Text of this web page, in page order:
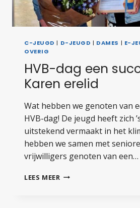
C-JEUGD | D-JEUGD | DAMES | E-
OVERIG
HVB-dag een
Karen erelid
Wat hebben we genoten van
HVB-dag! De jeugd heeft zich
uitstekend vermaakt in het
hebben we samen met
vrijwilligers genoten van een…
LEES MEER HVB-